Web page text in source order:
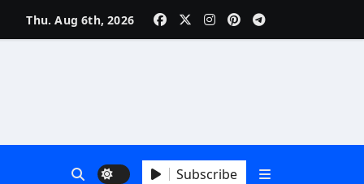
Thu. Aug 6th, 2026
Subscribe